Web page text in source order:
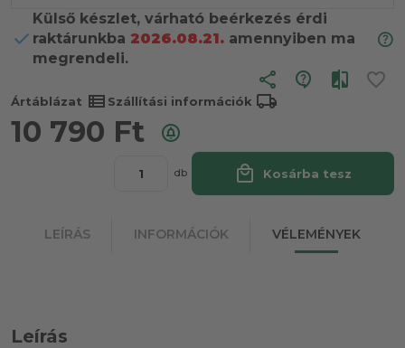
Külső készlet, várható beérkezés érdi
raktárunkba 2026.08.21. amennyiben ma
megrendeli.
share
Ártáblázat view_list Szállítási információk local_shipping
10 790 Ft
db local_mall Kosárba tesz
LEÍRÁS INFORMÁCIÓK VÉLEMÉNYEK
Leírás